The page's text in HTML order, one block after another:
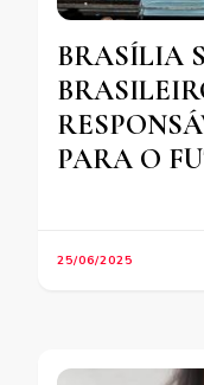
BRASÍLIA
PARA O
25/06/2025